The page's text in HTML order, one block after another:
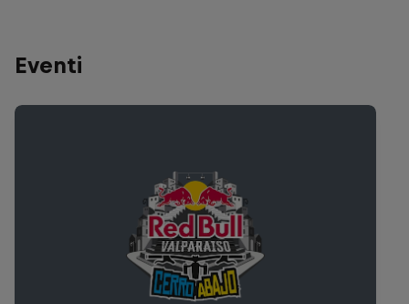
Eventi